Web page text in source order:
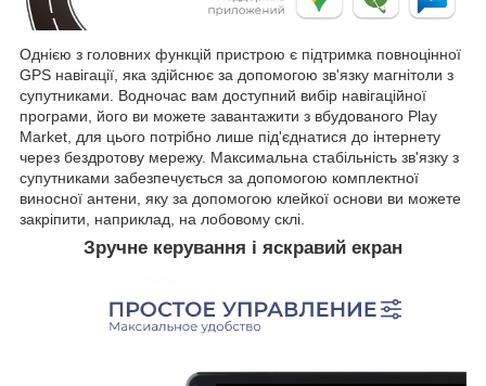
Однією з головних функцій пристрою є підтримка повноцінної
GPS навігації, яка здійснює за допомогою зв'язку магнітоли з
супутниками. Водночас вам доступний вибір навігаційної
програми, його ви можете завантажити з вбудованого Play
Market, для цього потрібно лише під'єднатися до інтернету
через бездротову мережу. Максимальна стабільність зв'язку з
супутниками забезпечується за допомогою комплектної
виносної антени, яку за допомогою клейкої основи ви можете
закріпити, наприклад, на лобовому склі.
Зручне керування і яскравий екран